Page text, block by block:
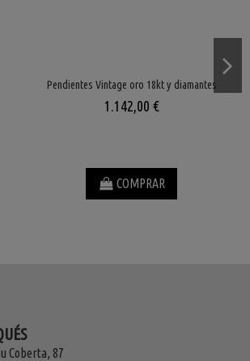
Pendientes Vintage oro 18kt y diamantes
1.142,00 €
COMPRAR
Coberta, 87